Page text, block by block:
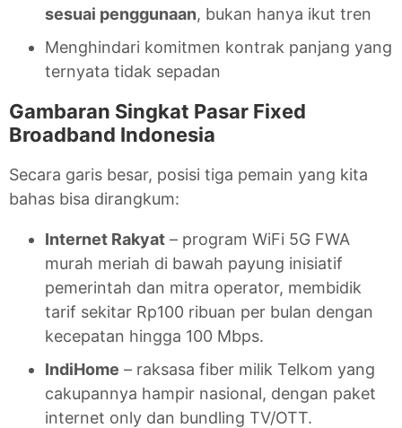
sesuai penggunaan, bukan hanya ikut tren
Menghindari komitmen kontrak panjang yang
ternyata tidak sepadan
Gambaran Singkat Pasar Fixed
Broadband Indonesia
Secara garis besar, posisi tiga pemain yang kita
bahas bisa dirangkum:
Internet Rakyat – program WiFi 5G FWA
murah meriah di bawah payung inisiatif
pemerintah dan mitra operator, membidik
tarif sekitar Rp100 ribuan per bulan dengan
kecepatan hingga 100 Mbps.
IndiHome – raksasa fiber milik Telkom yang
cakupannya hampir nasional, dengan paket
internet only dan bundling TV/OTT.